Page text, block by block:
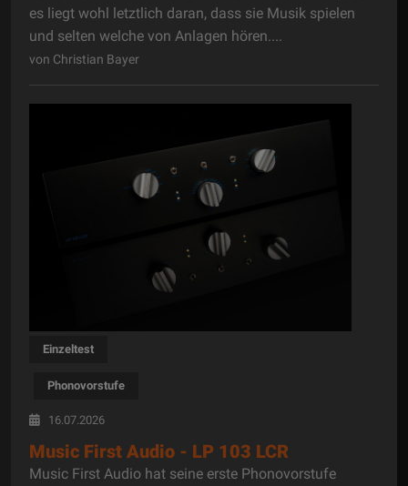
es liegt wohl letztlich daran, dass sie Musik spielen
und selten welche von Anlagen hören....
von Christian Bayer
Einzeltest
Phonovorstufe
16.07.2026
Music First Audio - LP 103 LCR
Music First Audio hat seine erste Phonovorstufe